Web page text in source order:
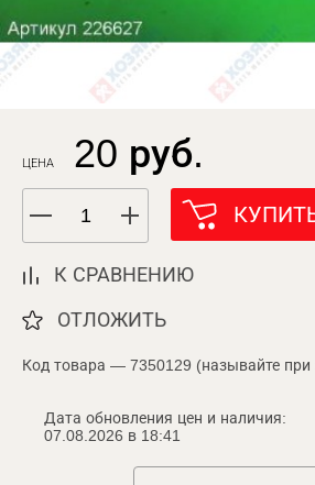
ЦЕНА 20 руб.
К СРАВНЕНИЮ
ОТЛОЖИТЬ
Код товара — 7350129 (называйте при
Дата обновления цен и наличия:
07.08.2026 в 18:41